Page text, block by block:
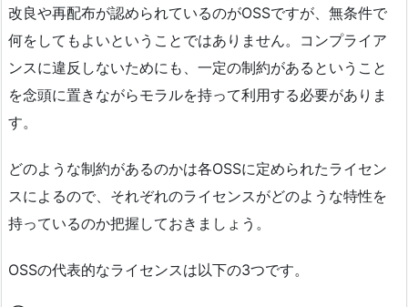
改良や再配布が認められているのがOSSですが、無条件で
何をしてもよいということではありません。コンプライア
ンスに違反しないためにも、一定の制約があるということ
を念頭に置きながらモラルを持って利用する必要がありま
す。
どのような制約があるのかは各OSSに定められたライセン
スによるので、それぞれのライセンスがどのような特性を
持っているのか把握しておきましょう。
OSSの代表的なライセンスは以下の3つです。